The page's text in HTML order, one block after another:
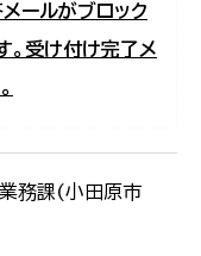
ールがブロック
。受け付け完了メ
業務課(小田原市